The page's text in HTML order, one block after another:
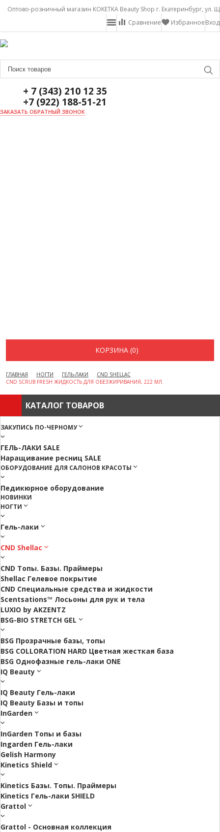
Оптово-розничный магазин KOKETKA Beauty Shop г. Екатеринбург, ул.
Вход
Избранное
Сравнение
+ 7 (343) 210 12 35
+7 (922) 188-51-21
ЗАКАЗАТЬ ОБРАТНЫЙ ЗВОНОК
КОРЗИНА (0)
ГЛАВНАЯ НОГТИ ГЕЛЬ-ЛАКИ
CND SHELLAC
CND SCRUB FRESH ЖИДКОСТЬ ДЛЯ ОБЕЗЖИРИВАНИЯ, 222 МЛ.
КАТАЛОГ ТОВАРОВ
ЗАКУПИСЬ ПО-ЧЕРНОМУ
ГЕЛЬ-ЛАКИ SALE
Наращивание ресниц SALE
ОБОРУДОВАНИЕ ДЛЯ САЛОНОВ КРАСОТЫ
Педикюрное оборудование
НОВИНКИ
НОГТИ
Гель-лаки
CND Shellac
CND Топы. Базы. Праймеры
Shellac Гелевое покрытие
CND Специальные средства и жидкости
Scentsations™ Лосьоны для рук и тела
LUXIO by AKZENTZ
BSG-BIO STRETCH GEL
BSG Прозрачные базы, топы
BSG COLLORATION HARD Цветная жесткая база
BSG Однофазные гель-лаки ONE
IQ Beauty
IQ Beauty Гель-лаки
IQ Beauty Базы и топы
InGarden
InGarden Топы и базы
Ingarden Гель-лаки
Gelish Harmony
Kinetics Shield
Kinetics Базы. Топы. Праймеры
Kinetics Гель-лаки SHIELD
Grattol
Grattol - Oснoвнaя коллекция